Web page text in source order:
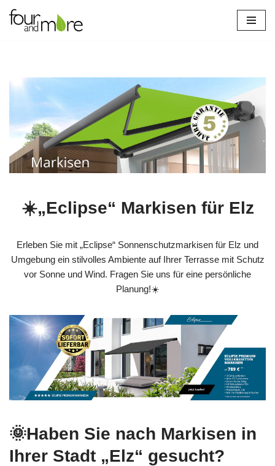
Zum
☀️„Eclipse“ Markisen für Elz
Erleben Sie mit „Eclipse“ Sonnenschutzmarkisen für Elz und
Umgebung ein stilvolles Ambiente auf Ihrer Terrasse mit Schutz
vor Sonne und Wind. Fragen Sie uns für eine persönliche
Planung!☀️
🌞Haben Sie nach Markisen in
Ihrer Stadt „Elz“ gesucht?